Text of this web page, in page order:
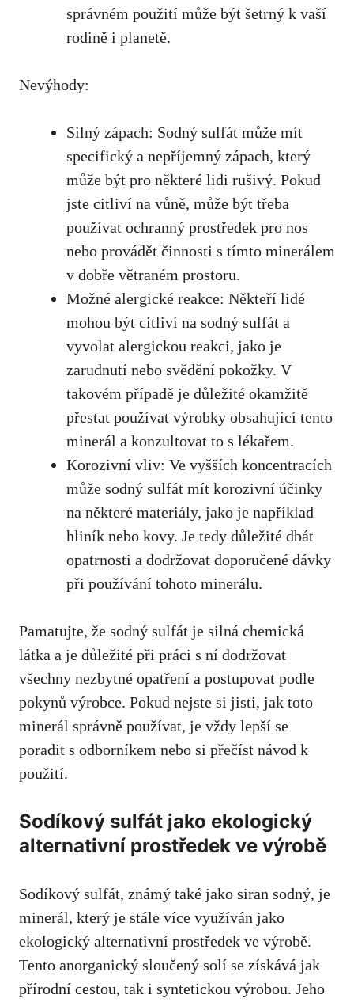
správném použití může být šetrný k vaší
‍rodině i planetě.
Nevýhody:
Silný zápach: Sodný sulfát může⁣ mít
specifický⁣ a nepříjemný zápach, který
může být pro některé lidi rušivý.⁢ Pokud
jste citliví ‌na vůně,⁤ může být třeba
používat ochranný prostředek pro nos
nebo provádět činnosti ⁢s⁣ tímto‍ minerálem
v dobře větraném‌ prostoru.
Možné alergické reakce:‌ Někteří‌ lidé
mohou být⁣ citliví na sodný sulfát ⁣a
vyvolat alergickou reakci, jako je
zarudnutí​ nebo svědění⁢ pokožky. V
takovém případě je důležité okamžitě
přestat používat výrobky obsahující tento
‌minerál a‌ konzultovat to s⁣ lékařem.
Korozivní vliv: Ve ⁢vyšších koncentracích
může sodný sulfát ⁢mít korozivní účinky
na některé‌ materiály, jako je například ​
hliník ⁢nebo kovy.‌ Je tedy‍ důležité dbát
opatrnosti a⁤ dodržovat doporučené ⁢dávky
při používání tohoto ‍minerálu.
Pamatujte, ‌že sodný ⁣sulfát ⁢je silná⁣ chemická
látka‌ a je důležité při práci s ní dodržovat​
všechny nezbytné⁤ opatření⁣ a ⁤postupovat podle ​
pokynů⁣ výrobce. Pokud nejste si ​jisti, jak toto​
minerál správně používat, je ​vždy lepší se
poradit s odborníkem ‍nebo si přečíst návod k
použití.
Sodíkový sulfát jako‌ ekologický
alternativní prostředek ve výrobě
Sodíkový sulfát, ​známý⁢ také jako siran sodný,⁣ je
minerál, který je stále více⁣ využíván ‍jako ​
ekologický alternativní ‌prostředek ve výrobě.
‍Tento​ anorganický⁤ sloučený solí se získává jak
přírodní‍ cestou, tak i ‍syntetickou výrobou.​ Jeho